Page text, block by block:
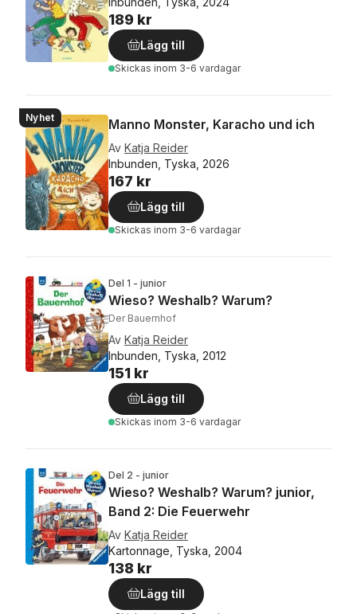
189 kr
Lägg till
Skickas inom 3-6 vardagar
Nyhet Manno Monster, Karacho und ich
Av Katja Reider
Inbunden, Tyska, 2026
167 kr
Lägg till
Skickas inom 3-6 vardagar
Del 1 - junior
Wieso? Weshalb? Warum?
Der Bauernhof
Av Katja Reider
Inbunden, Tyska, 2012
151 kr
Lägg till
Skickas inom 3-6 vardagar
Del 2 - junior
Wieso? Weshalb? Warum? junior,
Band 2: Die Feuerwehr
Av Katja Reider
Kartonnage, Tyska, 2004
138 kr
Lägg till